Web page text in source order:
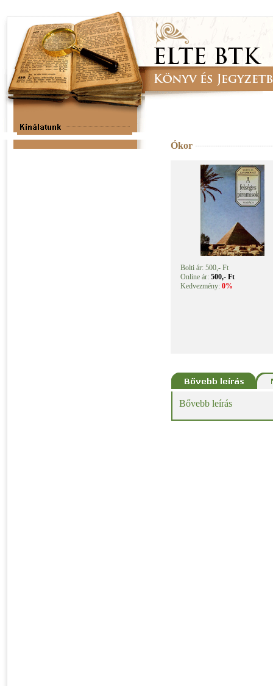
Ókor
Bolti ár: 500,- Ft
Online ár: 500,- Ft
Kedvezmény: 0%
Bővebb leírás